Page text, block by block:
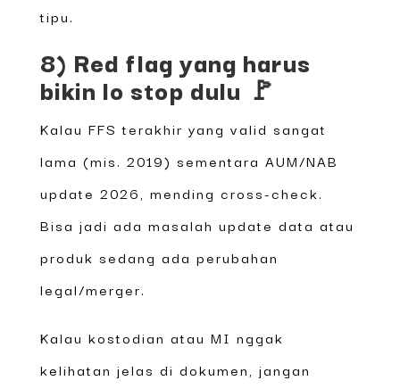
tipu.
8) Red flag yang harus
bikin lo stop dulu 🚩
Kalau FFS terakhir yang valid sangat
lama (mis. 2019) sementara AUM/NAB
update 2026, mending cross-check.
Bisa jadi ada masalah update data atau
produk sedang ada perubahan
legal/merger.
Kalau kostodian atau MI nggak
kelihatan jelas di dokumen, jangan